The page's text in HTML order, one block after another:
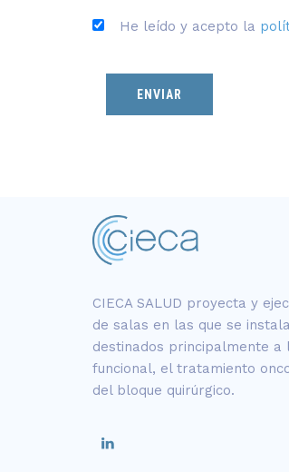
He leído y acepto la
CIECA SALUD proyecta y
de salas en las que se
destinados principalmente a
funcional, el tratamiento
del bloque quirúrgico.